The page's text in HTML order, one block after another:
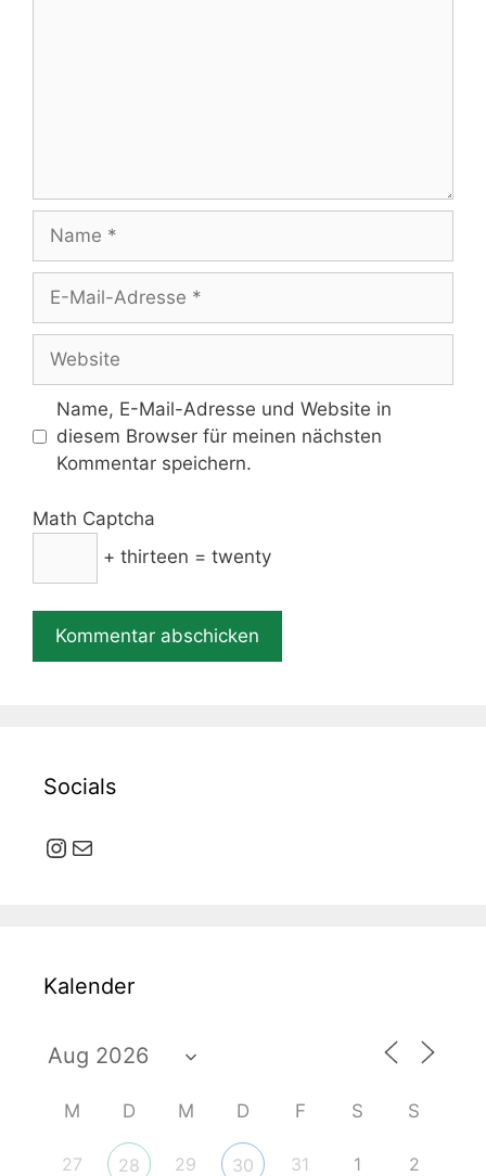
Name
Adresse
Website
Name, E-Mail-Adresse und Website in
diesem Browser für meinen nächsten
Kommentar speichern.
Math Captcha
+ thirteen = twenty
Socials
Instagram
E-Mail
Kalender
M D M D F S S
27 28 29 30 31 1 2